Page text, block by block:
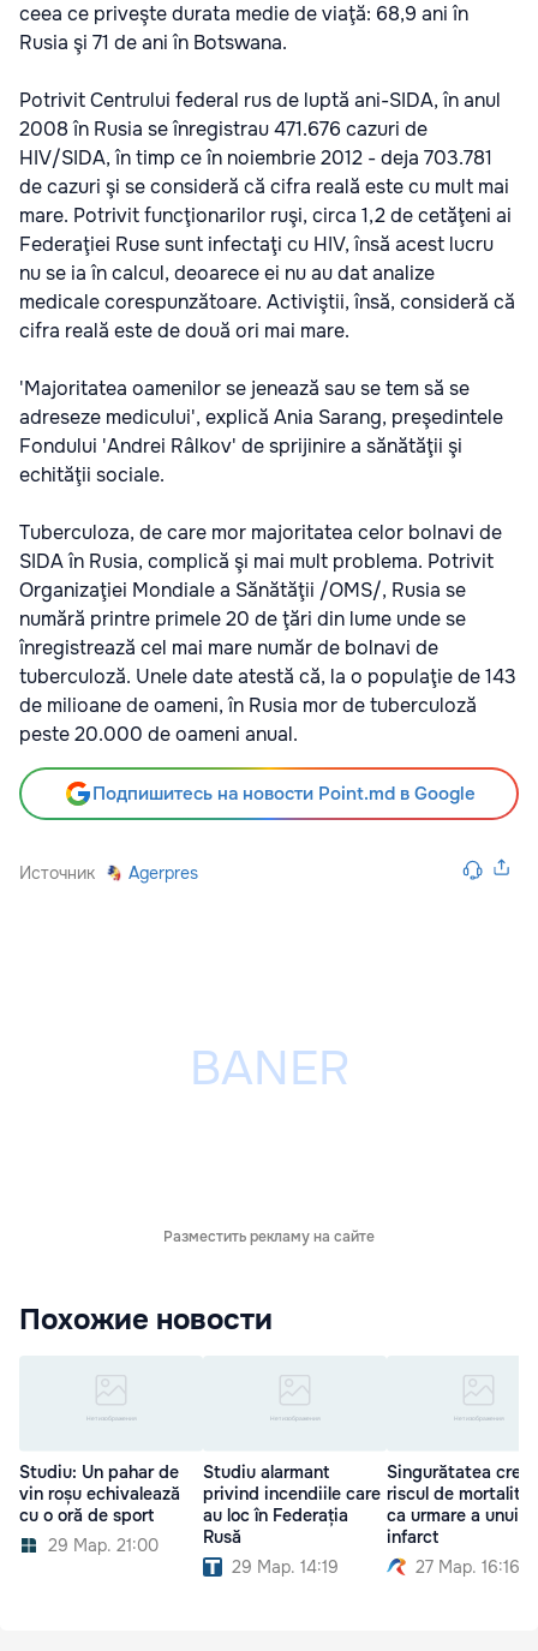
ceea ce priveşte durata medie de viaţă: 68,9 ani în
Rusia şi 71 de ani în Botswana.
Potrivit Centrului federal rus de luptă ani-SIDA, în anul
2008 în Rusia se înregistrau 471.676 cazuri de
HIV/SIDA, în timp ce în noiembrie 2012 - deja 703.781
de cazuri şi se consideră că cifra reală este cu mult mai
mare. Potrivit funcţionarilor ruşi, circa 1,2 de cetăţeni ai
Federaţiei Ruse sunt infectaţi cu HIV, însă acest lucru
nu se ia în calcul, deoarece ei nu au dat analize
medicale corespunzătoare. Activiştii, însă, consideră că
cifra reală este de două ori mai mare.
'Majoritatea oamenilor se jenează sau se tem să se
adreseze medicului', explică Ania Sarang, preşedintele
Fondului 'Andrei Râlkov' de sprijinire a sănătăţii şi
echităţii sociale.
Tuberculoza, de care mor majoritatea celor bolnavi de
SIDA în Rusia, complică şi mai mult problema. Potrivit
Organizaţiei Mondiale a Sănătăţii /OMS/, Rusia se
numără printre primele 20 de ţări din lume unde se
înregistrează cel mai mare număr de bolnavi de
tuberculoză. Unele date atestă că, la o populaţie de 143
de milioane de oameni, în Rusia mor de tuberculoză
peste 20.000 de oameni anual.
Подпишитесь на новости Point.md в Google
Источник Agerpres
Разместить рекламу на сайте
Похожие новости
Studiu: Un pahar de
vin roșu echivalează
cu o oră de sport
29 Мар. 21:00
Studiu alarmant
privind incendiile care
au loc în Federația
Rusă
29 Мар. 14:19
Singurătatea
riscul de
ca urmare a unui
infarct
27 Мар. 16:16